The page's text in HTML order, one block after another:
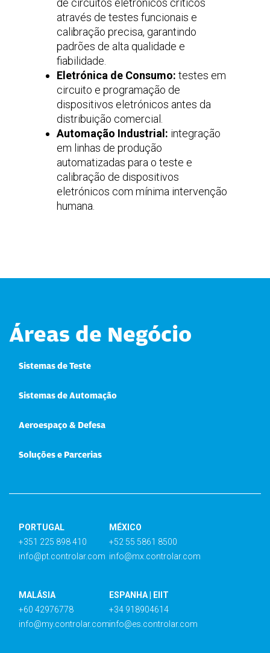
de circuitos eletrónicos críticos
através de testes funcionais e
calibração precisa, garantindo
padrões de alta qualidade e
fiabilidade.
Eletrónica de Consumo: testes em
circuito e programação de
dispositivos eletrónicos antes da
distribuição comercial.
Automação Industrial: integração
em linhas de produção
automatizadas para o teste e
calibração de dispositivos
eletrónicos com mínima intervenção
humana.
Áreas de Negócio
Sistemas de Teste
Sistemas de Automação
Aeroespaço & Defesa
Soluções e Parcerias
PORTUGAL
+351 225 898 410
info@pt.controlar.com
MÉXICO
+52 55 5861 8500
info@mx.controlar.com
MALÁSIA
+60 42976778
info@my.controlar.com
ESPANHA | EIIT
+34 918904614
info@es.controlar.com